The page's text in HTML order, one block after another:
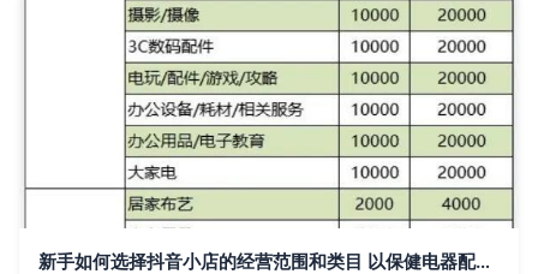
新手如何选择抖音小店的经营范围和类目 以保健电器配件为例